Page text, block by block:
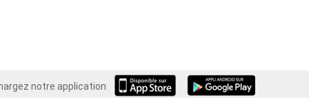
notre application
Android